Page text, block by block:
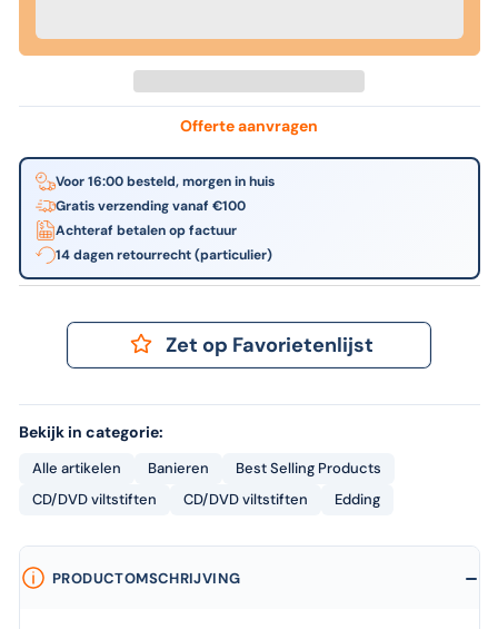
blauw
12mm
blauw
Offerte aanvragen
Voor 16:00 besteld, morgen in huis
Gratis verzending vanaf €100
Achteraf betalen op factuur
14 dagen retourrecht (particulier)
Zet op Favorietenlijst
Bekijk in categorie:
Alle artikelen Banieren
Best Selling Products
CD/DVD viltstiften
CD/DVD viltstiften Edding
PRODUCTOMSCHRIJVING